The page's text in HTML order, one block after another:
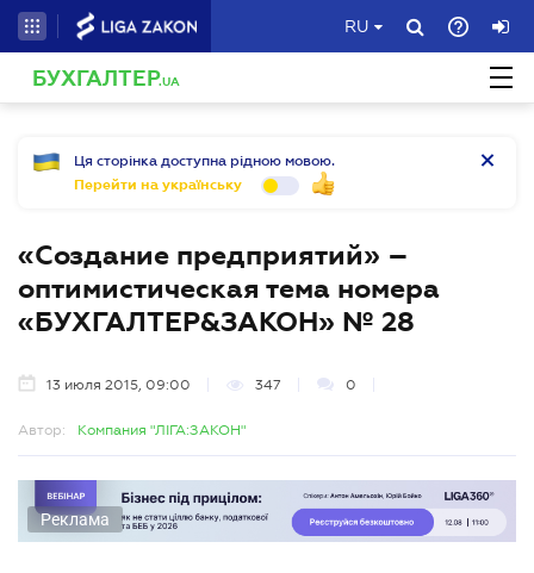
RU
БУХГАЛТЕР.UA
Ця сторінка доступна рідною мовою.
Перейти на українську
«Создание предприятий» –
оптимистическая тема номера
«БУХГАЛТЕР&ЗАКОН» № 28
13 июля 2015, 09:00 347 0
Автор: Компания "ЛІГА:ЗАКОН"
Реклама